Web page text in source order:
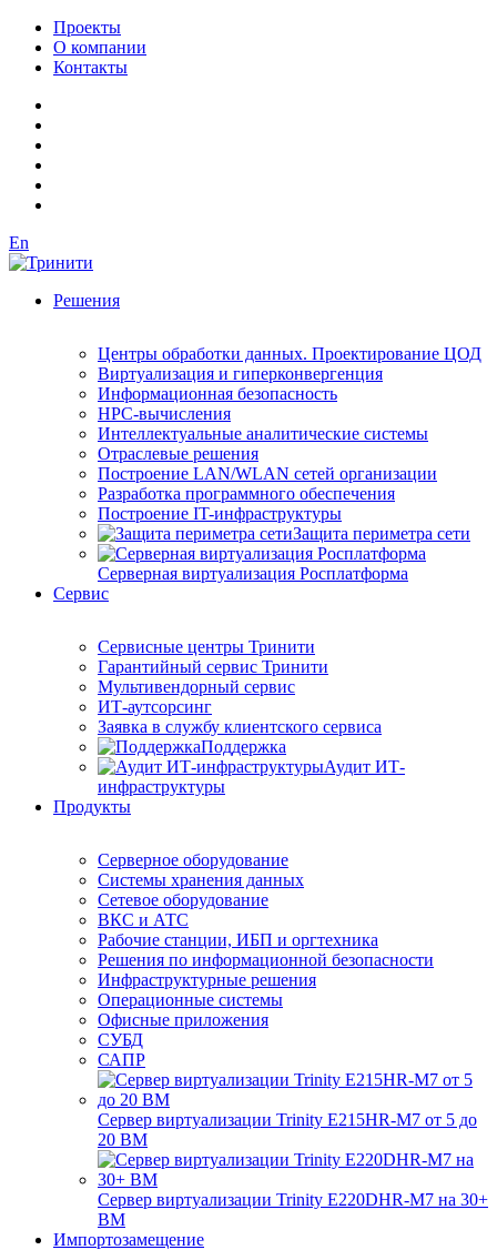
Проекты
О компании
Контакты
En
Решения
Центры обработки данных. Проектирование ЦОД
Виртуализация и гиперконвергенция
Информационная безопасность
HPC-вычисления
Интеллектуальные аналитические системы
Отраслевые решения
Построение LAN/WLAN сетей организации
Разработка программного обеспечения
Построение IT-инфраструктуры
Защита периметра сети
Серверная виртуализация Росплатформа
Сервис
Сервисные центры Тринити
Гарантийный сервис Тринити
Мультивендорный сервис
ИТ-аутсорсинг
Заявка в службу клиентского сервиса
Поддержка
Аудит ИТ-
инфраструктуры
Продукты
Серверное оборудование
Системы хранения данных
Сетевое оборудование
ВКС и АТС
Рабочие станции, ИБП и оргтехника
Решения по информационной безопасности
Инфраструктурные решения
Операционные системы
Офисные приложения
СУБД
САПР
Сервер виртуализации Trinity E215HR-M7 от 5 до
20 ВМ
Сервер виртуализации Trinity E220DHR-M7 на 30+
ВМ
Импортозамещение